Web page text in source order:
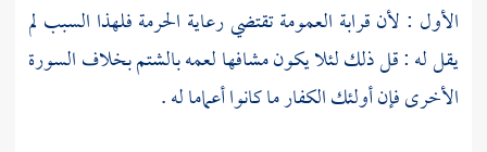
الأول : لأن قرابة العمومة تقتضي رعاية الحرمة فلهذا السبب لم
يقل له : قل ذلك لئلا يكون مشافها لعمه بالشتم بخلاف السورة
الأخرى فإن أولئك الكفار ما كانوا أعماما له .